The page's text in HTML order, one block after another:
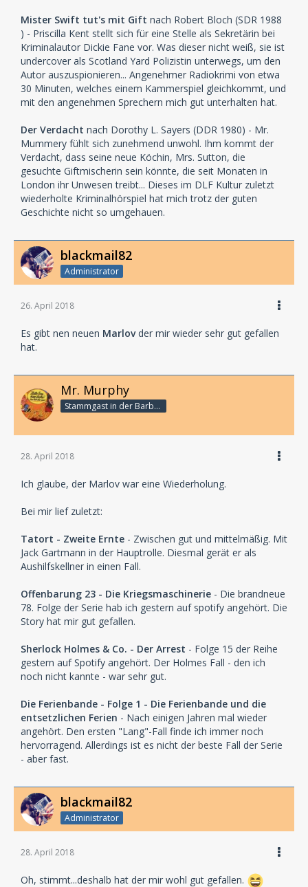
Mister Swift tut's mit Gift nach Robert Bloch (SDR 1988
) - Priscilla Kent stellt sich für eine Stelle als Sekretärin bei
Kriminalautor Dickie Fane vor. Was dieser nicht weiß, sie ist
undercover als Scotland Yard Polizistin unterwegs, um den
Autor auszuspionieren... Angenehmer Radiokrimi von etwa
30 Minuten, welches einem Kammerspiel gleichkommt, und
mit den angenehmen Sprechern mich gut unterhalten hat.
Der Verdacht nach Dorothy L. Sayers (DDR 1980) - Mr.
Mummery fühlt sich zunehmend unwohl. Ihm kommt der
Verdacht, dass seine neue Köchin, Mrs. Sutton, die
gesuchte Giftmischerin sein könnte, die seit Monaten in
London ihr Unwesen treibt... Dieses im DLF Kultur zuletzt
wiederholte Kriminalhörspiel hat mich trotz der guten
Geschichte nicht so umgehauen.
blackmail82
Administrator
26. April 2018
Es gibt nen neuen Marlovder mir wieder sehr gut gefallen
hat.
Mr. Murphy
Stammgast in der Barbarabar
28. April 2018
Ich glaube, der Marlov war eine Wiederholung.
Bei mir lief zuletzt:
Tatort - Zweite Ernte - Zwischen gut und mittelmäßig. Mit
Jack Gartmann in der Hauptrolle. Diesmal gerät er als
Aushilfskellner in einen Fall.
Offenbarung 23 - Die Kriegsmaschinerie - Die brandneue
78. Folge der Serie hab ich gestern auf spotify angehört. Die
Story hat mir gut gefallen.
Sherlock Holmes & Co. - Der Arrest - Folge 15 der Reihe
gestern auf Spotify angehört. Der Holmes Fall - den ich
noch nicht kannte - war sehr gut.
Die Ferienbande - Folge 1 - Die Ferienbande und die
entsetzlichen Ferien - Nach einigen Jahren mal wieder
angehört. Den ersten "Lang"-Fall finde ich immer noch
hervorragend. Allerdings ist es nicht der beste Fall der Serie
- aber fast.
blackmail82
Administrator
28. April 2018
Oh, stimmt...deshalb hat der mir wohl gut gefallen.